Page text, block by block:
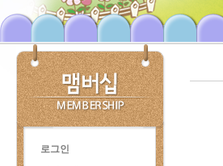
로그인